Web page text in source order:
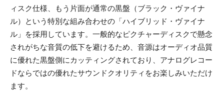
ィスク仕様、もう片面が通常の黒盤（ブラック・ヴァイナ
ル）という特別な組み合わせの「ハイブリッド・ヴァイナ
ル」を採用しています。一般的なピクチャーディスクで懸念
されがちな音質の低下を避けるため、音源はオーディオ品質
に優れた黒盤側にカッティングされており、アナログレコー
ドならではの優れたサウンドクオリティをお楽しみいただけ
ます。